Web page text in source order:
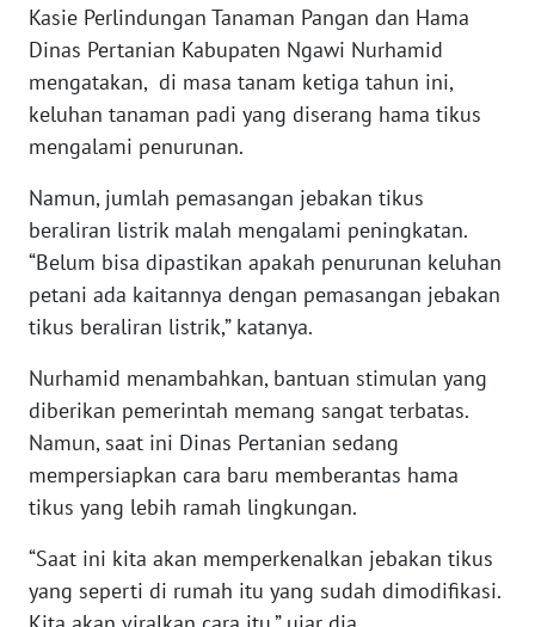
Kasie Perlindungan Tanaman Pangan dan Hama
Dinas Pertanian Kabupaten Ngawi Nurhamid
mengatakan, di masa tanam ketiga tahun ini,
keluhan tanaman padi yang diserang hama tikus
mengalami penurunan.
Namun, jumlah pemasangan jebakan tikus
beraliran listrik malah mengalami peningkatan.
“Belum bisa dipastikan apakah penurunan keluhan
petani ada kaitannya dengan pemasangan jebakan
tikus beraliran listrik,” katanya.
Nurhamid menambahkan, bantuan stimulan yang
diberikan pemerintah memang sangat terbatas.
Namun, saat ini Dinas Pertanian sedang
mempersiapkan cara baru memberantas hama
tikus yang lebih ramah lingkungan.
“Saat ini kita akan memperkenalkan jebakan tikus
yang seperti di rumah itu yang sudah dimodifikasi.
WN
TEBING
TINGGI
WN
PAKPAK
WN
KARAWANG
WN
BEKASI
WN
BOGOR
WN
DEPOK
WN
TAPANULI
UTARA